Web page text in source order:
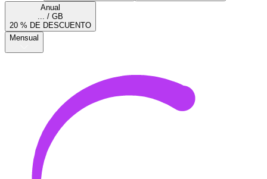
Anual
... / GB
20 % DE DESCUENTO
Mensual